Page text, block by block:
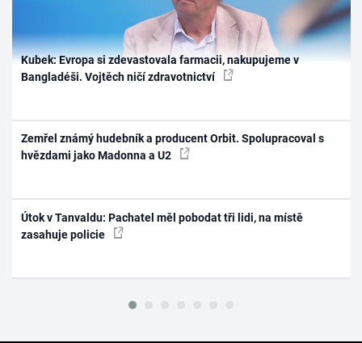
Kubek: Evropa si zdevastovala farmacii, nakupujeme v
Bangladéši. Vojtěch ničí zdravotnictví
Zemřel známý hudebník a producent Orbit. Spolupracoval s
hvězdami jako Madonna a U2
Útok v Tanvaldu: Pachatel měl pobodat tři lidi, na místě
zasahuje policie